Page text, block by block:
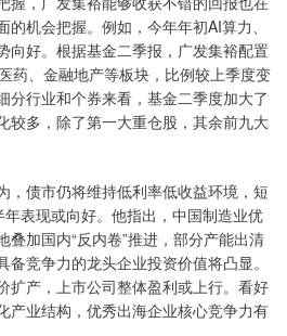
机会把握。例如，今年年初AI算力、
向好。根据基金二季报，广发集裕配置
药、金融地产等板块，比例较上季度变
分行业和个券来看，基金二季度加大了
较多，除了第一大重仓股，其余前九大
，债市仍将维持低利率低收益环境，短
表现或向好。他指出，中国制造业优
叠加国内“反内卷”推进，部分产能出清
竞争力的龙头企业投资价值将凸显。
扩产，上市公司整体盈利或上行。看好
产业结构，优秀出海企业核心竞争力有